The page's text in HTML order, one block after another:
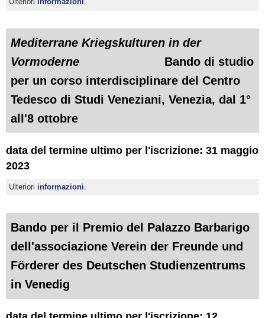
Mediterrane Kriegskulturen in der
Vormoderne Bando di studio
per un corso interdisciplinare del Centro
Tedesco di Studi Veneziani, Venezia, dal 1°
all'8 ottobre
data del termine ultimo per l'iscrizione: 31 maggio
2023
Ulteriori informazioni
Bando per il Premio del Palazzo Barbarigo
dell'associazione Verein der Freunde und
Förderer des Deutschen Studienzentrums
in Venedig